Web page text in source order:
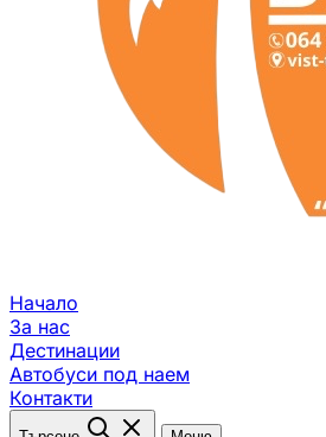
Начало
За нас
Дестинации
Автобуси под наем
Контакти